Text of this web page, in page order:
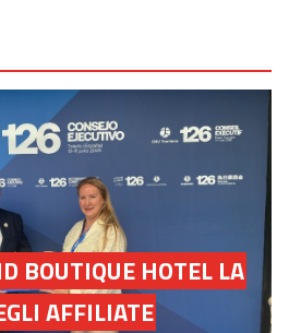
BOUTIQUE HOTEL LA
AFFILIATE